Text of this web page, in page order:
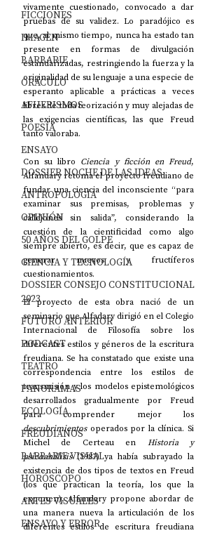
FICCIONES
IMAGEN
BARBARIE
ORÁCULO
AFUERISMOS
POESÍA
ENSAYO
DOSSIER NOCHE DE LAS IDEAS
ANTROPOLOGÍA
OPINIÓN
50 AÑOS DEL GOLPE
CIENCIA Y TECNOLOGÍA
DOSSIER CONSEJO CONSTITUCIONAL
2023
FUTURO ANTERIOR
PODCAST
TEATRO
PANORAMAS
ECOLOGÍA
FREUDIANOS
BARBARIE VISUAL
HORÓSCOPO
ARTES VISUALES
ENSAYO Y ERROR
vivamente cuestionado, convocado a dar
pruebas de su validez. Lo paradójico es
que, al mismo tiempo, nunca ha estado tan
presente en formas de divulgación
estandarizadas, restringiendo la fuerza y ​​la
originalidad de su lenguaje a una especie de
esperanto aplicable a prácticas a veces
libres de toda teorización y muy alejadas de
las exigencias científicas, las que Freud
tanto valoraba.
Con su libro Ciencia y ficción en Freud,
Alfandary retoma el proyecto freudiano de
fundar una ciencia del inconsciente “para
examinar sus premisas, problemas y
callejones sin salida”, considerando la
cuestión de la cientificidad como algo
siempre abierto, es decir, que es capaz de
generar nuevos y fructíferos
cuestionamientos.
El proyecto de esta obra nació de un
seminario que Alfadary dirigió en el Colegio
Internacional de Filosofía sobre los
diferentes estilos y géneros de la escritura
freudiana. Se ha constatado que existe una
correspondencia entre los estilos de
transmisión y los modelos epistemológicos
desarrollados gradualmente por Freud
descubrimientos operados por la clínica. Si
Michel de Certeau en Historia y
psicoanálisis (1987) ya había subrayado la
existencia de dos tipos de textos en Freud
(los que practican la teoría, los que la
exponen), Alfandary propone abordar de
una manera nueva la articulación de los
diferentes estilos de escritura freudiana